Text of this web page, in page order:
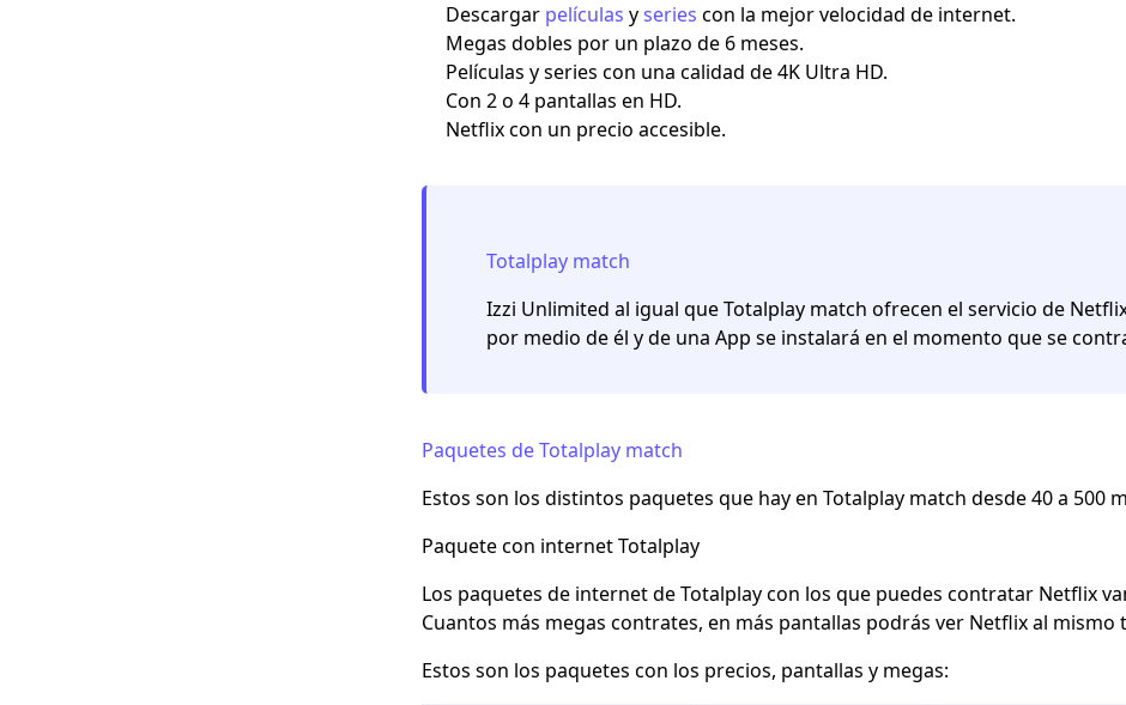
Descargar películas yseries con la mejor velocidad de internet.
Megas dobles por un plazo de 6 meses.
Películas y series con una calidad de 4K Ultra HD.
Con 2 o 4 pantallas en HD.
Netflix con un precio accesible.
Totalplay match
Izzi Unlimited al igual que Totalplay match ofrecen el servicio de
por medio de él y de una App se instalará en el momento que se
Paquetes de Totalplay match
Estos son los distintos paquetes que hay en Totalplay match desde 40 a 500
Paquete con internet Totalplay
Los paquetes de internet de Totalplay con los que puedes contratar Netflix
Cuantos más megas contrates, en más pantallas podrás ver Netflix al mismo
Estos son los paquetes con los precios, pantallas y megas: